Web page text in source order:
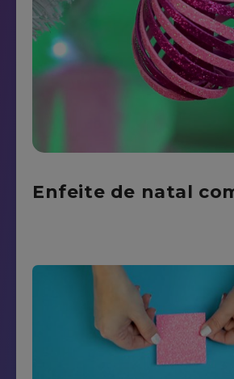
Enfeite de natal